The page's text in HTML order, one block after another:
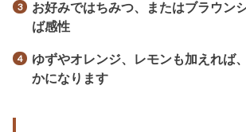
お好みではちみつ、またはブラウン
ば感性
ゆずやオレンジ、レモンも加えれば
かになります